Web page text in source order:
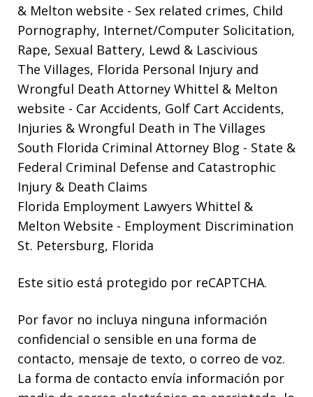
& Melton website - Sex related crimes, Child
Pornography, Internet/Computer Solicitation,
Rape, Sexual Battery, Lewd & Lascivious
The Villages, Florida Personal Injury and
Wrongful Death Attorney Whittel & Melton
website - Car Accidents, Golf Cart Accidents,
Injuries & Wrongful Death in The Villages
South Florida Criminal Attorney Blog - State &
Federal Criminal Defense and Catastrophic
Injury & Death Claims
Florida Employment Lawyers Whittel &
Melton Website - Employment Discrimination
St. Petersburg, Florida
Este sitio está protegido por reCAPTCHA.
Por favor no incluya ninguna información
confidencial o sensible en una forma de
contacto, mensaje de texto, o correo de voz.
La forma de contacto envía información por